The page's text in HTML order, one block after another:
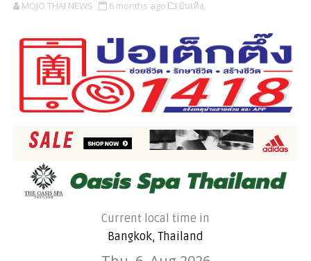
MOJO THAI NEWS 6 months ago บันเทิง,
Current local time in
Bangkok, Thailand